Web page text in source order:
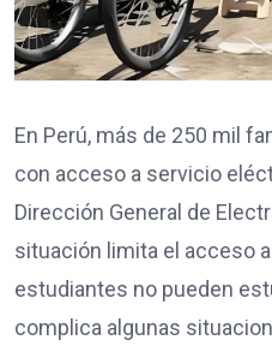
En Perú, más de 250 mil
con acceso a servicio
Dirección General de
situación limita el acceso
estudiantes no pueden
complica algunas